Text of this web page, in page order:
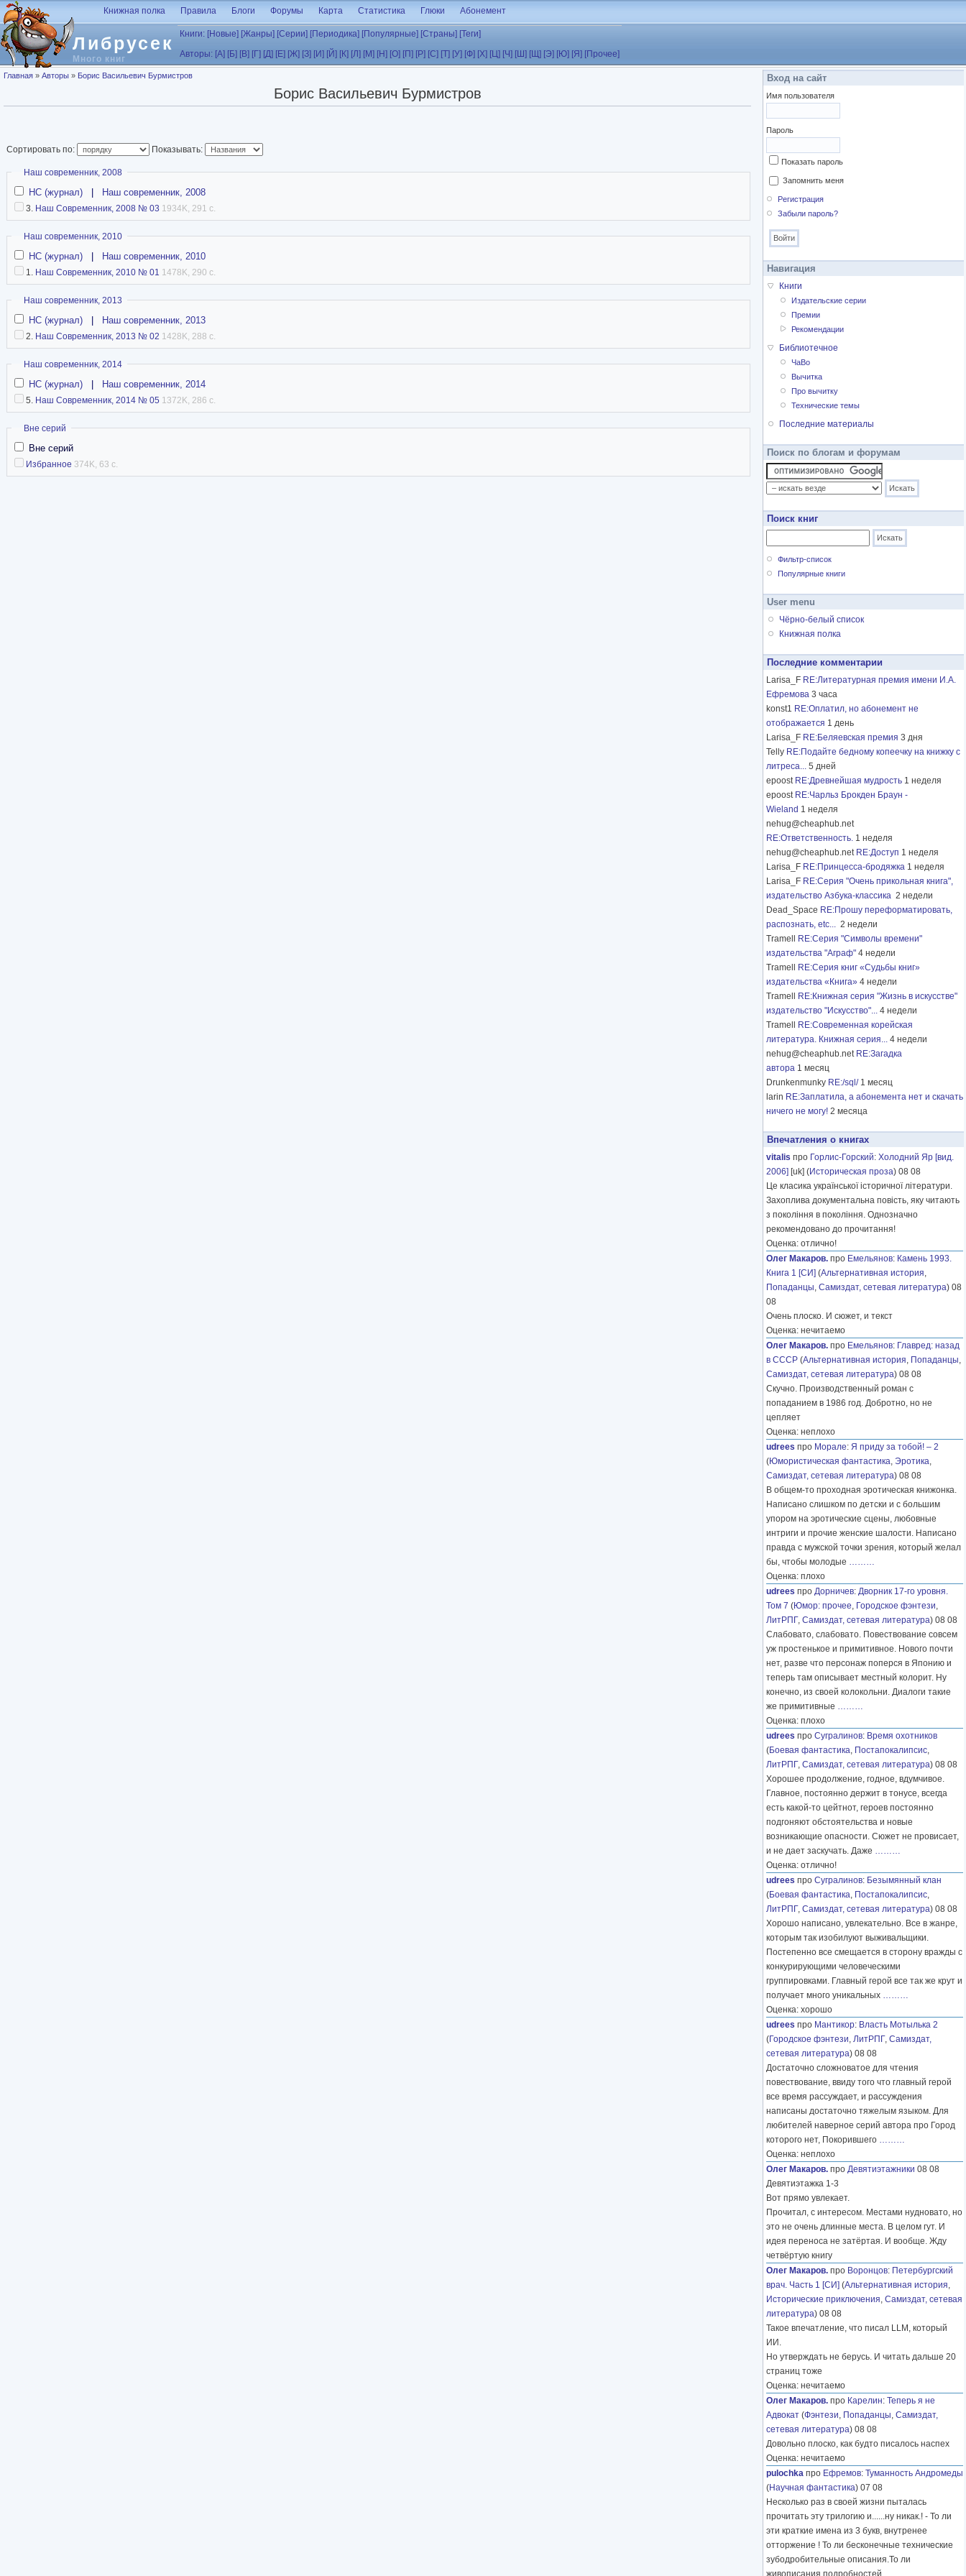
Перейти к основному содержанию
Либрусек
Много книг
Книжная полка Правила Блоги Форумы Карта Статистика Глюки Абонемент
Книги: [Новые] [Жанры] [Серии] [Периодика] [Популярные] [Страны] [Теги]
Авторы: [А] [Б] [В] [Г] [Д] [Е] [Ж] [З] [И] [Й] [К] [Л] [М] [Н] [О] [П] [Р] [С] [Т] [У] [Ф] [Х] [Ц] [Ч] [Ш] [Щ] [Э] [Ю] [Я] [Прочее]
Вы здесь
Главная » Авторы » Борис Васильевич Бурмистров
Борис Васильевич Бурмистров
Сортировать по: Показывать:
Скрыть
Наш современник, 2008
НС (журнал) Наш современник, 2008
3. Наш Современник, 2008 № 03 1934K, 291 с.
Скрыть
Наш современник, 2010
НС (журнал) Наш современник, 2010
1. Наш Современник, 2010 № 01 1478K, 290 с.
Скрыть
Наш современник, 2013
НС (журнал) Наш современник, 2013
2. Наш Современник, 2013 № 02 1428K, 288 с.
Скрыть
Наш современник, 2014
НС (журнал) Наш современник, 2014
5. Наш Современник, 2014 № 05 1372K, 286 с.
Скрыть
Вне серий
Вне серий
Избранное 374K, 63 с.
Вход на сайт
Имя пользователя
Пароль
Показать пароль
Запомнить меня
Регистрация
Забыли пароль?
Навигация
Книги
Издательские серии
Премии
Рекомендации
Библиотечное
ЧаВо
Вычитка
Про вычитку
Технические темы
Последние материалы
Поиск по блогам и форумам
Поиск книг
Фильтр-список
Популярные книги
User menu
Чёрно-белый список
Книжная полка
Последние комментарии
Larisa_F RE:Литературная премия имени И.А.
Ефремова 3 часа
konst1 RE:Оплатил, но абонемент не
отображается 1 день
Larisa_F RE:Беляевская премия 3 дня
Telly RE:Подайте бедному копеечку на книжку с
литреса... 5 дней
epoost RE:Древнейшая мудрость 1 неделя
epoost RE:Чарльз Брокден Браун -
Wieland 1 неделя
nehug@cheaphub.net
RE:Ответственность. 1 неделя
nehug@cheaphub.net RE:Доступ 1 неделя
Larisa_F RE:Принцесса-бродяжка 1 неделя
Larisa_F RE:Серия "Очень прикольная книга",
издательство Азбука-классика 2 недели
Dead_Space RE:Прошу переформатировать,
распознать, etc... 2 недели
Tramell
RE:Серия "Символы времени"
издательства "Аграф" 4 недели
Tramell
RE:Серия книг «Судьбы книг»
издательства «Книга» 4 недели
Tramell
RE:Книжная серия "Жизнь в искусстве"
издательство "Искусство"... 4 недели
Tramell
RE:Современная корейская
литература. Книжная серия... 4 недели
nehug@cheaphub.net RE:Загадка
автора 1 месяц
Drunkenmunky RE:/sql/ 1 месяц
larin RE:Заплатила, а абонемента нет и скачать
ничего не могу! 2 месяца
Впечатления о книгах
vitalis про Горлис-Горский: Холодний Яр [вид.
2006] [uk] (Историческая проза) 08 08
Це класика української історичної літератури.
Захоплива документальна повість, яку читають
з покоління в покоління. Однозначно
рекомендовано до прочитання!
Оценка: отлично!
Олег Макаров. про Емельянов: Камень 1993.
Книга 1 [СИ] (Альтернативная история,
Попаданцы, Самиздат, сетевая литература) 08
08
Очень плоско. И сюжет, и текст
Оценка: нечитаемо
Олег Макаров. про Емельянов: Главред: назад
в СССР (Альтернативная история, Попаданцы,
Самиздат, сетевая литература) 08 08
Скучно. Производственный роман с
попаданием в 1986 год. Добротно, но не
цепляет
Оценка: неплохо
udrees про Морале: Я приду за тобой! – 2
(Юмористическая фантастика, Эротика,
Самиздат, сетевая литература) 08 08
В общем-то проходная эротическая книжонка.
Написано слишком по детски и с большим
упором на эротические сцены, любовные
интриги и прочие женские шалости. Написано
правда с мужской точки зрения, который желал
бы, чтобы молодые ………
Оценка: плохо
udrees про Дорничев: Дворник 17-го уровня.
Том 7 (Юмор: прочее, Городское фэнтези,
ЛитРПГ, Самиздат, сетевая литература) 08 08
Слабовато, слабовато. Повествование совсем
уж простенькое и примитивное. Нового почти
нет, разве что персонаж поперся в Японию и
теперь там описывает местный колорит. Ну
конечно, из своей колокольни. Диалоги такие
же примитивные ………
Оценка: плохо
udrees про Сугралинов: Время охотников
(Боевая фантастика, Постапокалипсис,
ЛитРПГ, Самиздат, сетевая литература) 08 08
Хорошее продолжение, годное, вдумчивое.
Главное, постоянно держит в тонусе, всегда
есть какой-то цейтнот, героев постоянно
подгоняют обстоятельства и новые
возникающие опасности. Сюжет не провисает,
и не дает заскучать. Даже ………
Оценка: отлично!
udrees про Сугралинов: Безымянный клан
(Боевая фантастика, Постапокалипсис,
ЛитРПГ, Самиздат, сетевая литература) 08 08
Хорошо написано, увлекательно. Все в жанре,
которым так изобилуют выживальщики.
Постепенно все смещается в сторону вражды с
конкурирующими человеческими
группировками. Главный герой все так же крут и
получает много уникальных ………
Оценка: хорошо
udrees про Мантикор: Власть Мотылька 2
(Городское фэнтези, ЛитРПГ, Самиздат,
сетевая литература) 08 08
Достаточно сложноватое для чтения
повествование, ввиду того что главный герой
все время рассуждает, и рассуждения
написаны достаточно тяжелым языком. Для
любителей наверное серий автора про Город
которого нет, Покорившего ………
Оценка: неплохо
Олег Макаров. про Девятиэтажники 08 08
Девятиэтажка 1-3
Вот прямо увлекает.
Прочитал, с интересом. Местами нудновато, но
это не очень длинные места. В целом гут. И
идея переноса не затёртая. И вообще. Жду
четвёртую книгу
Олег Макаров. про Воронцов: Петербургский
врач. Часть 1 [СИ] (Альтернативная история,
Исторические приключения, Самиздат, сетевая
литература) 08 08
Такое впечатление, что писал LLM, который
ИИ.
Но утверждать не берусь. И читать дальше 20
страниц тоже
Оценка: нечитаемо
Олег Макаров. про Карелин: Теперь я не
Адвокат (Фэнтези, Попаданцы, Самиздат,
сетевая литература) 08 08
Довольно плоско, как будто писалось наспех
Оценка: нечитаемо
pulochka про Ефремов: Туманность Андромеды
(Научная фантастика) 07 08
Несколько раз в своей жизни пыталась
прочитать эту трилогию и......ну никак.! - То ли
эти краткие имена из 3 букв, внутренее
отторжение ! То ли бесконечные технические
зубодробительные описания.То ли